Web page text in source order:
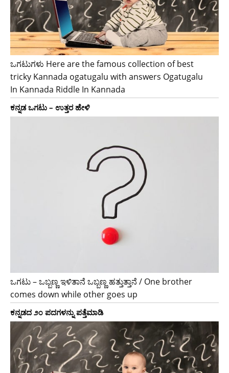
ಒಗಟುಗಳು Here are the famous collection of best
tricky Kannada ogatugalu with answers Ogatugalu
In Kannada Riddle In Kannada
ಕನ್ನಡ ಒಗಟು – ಉತ್ತರ ಹೇಳಿ
ಒಗಟು – ಒಬ್ಬಣ್ಣ ಇಳಿತಾನೆ ಒಬ್ಬಣ್ಣ ಹತ್ತುತ್ತಾನೆ / One brother
comes down while other goes up
ಕನ್ನಡದ ೨೦ ಪದಗಳನ್ನು ಪತ್ತೆಮಾಡಿ